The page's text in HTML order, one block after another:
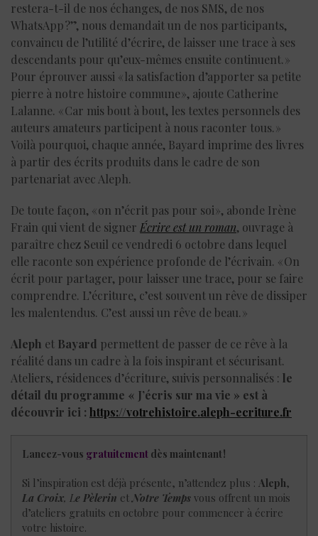
restera-t-il de nos échanges, de nos SMS, de nos
WhatsApp ?”, nous demandait un de nos participants,
convaincu de l’utilité d’écrire, de laisser une trace à ses
descendants pour qu’eux-mêmes ensuite continuent. »
Pour éprouver aussi « la satisfaction d’apporter sa petite
pierre à notre histoire commune », ajoute Catherine
Lalanne. « Car mis bout à bout, les textes personnels des
auteurs amateurs participent à nous raconter tous. »
Voilà pourquoi, chaque année, Bayard imprime des livres
à partir des écrits produits dans le cadre de son
partenariat avec Aleph.
De toute façon, « on n’écrit pas pour soi », abonde Irène
Frain qui vient de signer Écrire est un roman, ouvrage à
paraître chez Seuil ce vendredi 6 octobre dans lequel
elle raconte son expérience profonde de l’écrivain. « On
écrit pour partager, pour laisser une trace, pour se faire
comprendre. L’écriture, c’est souvent un rêve de dissiper
les malentendus. C’est aussi un rêve de beau. »
Aleph et Bayard permettent de passer de ce rêve à la
réalité dans un cadre à la fois inspirant et sécurisant.
Ateliers, résidences d’écriture, suivis personnalisés : le
détail du programme « J’écris sur ma vie » est à
découvrir ici : https://votrehistoire.aleph-ecriture.fr
Lancez-vous gratuitement dès maintenant !
Si l’inspiration est déjà présente, n’attendez plus : Aleph,
La Croix, Le Pèlerin etNotre Temps vous offrent un mois
d’ateliers gratuits en octobre pour commencer à écrire
votre histoire.